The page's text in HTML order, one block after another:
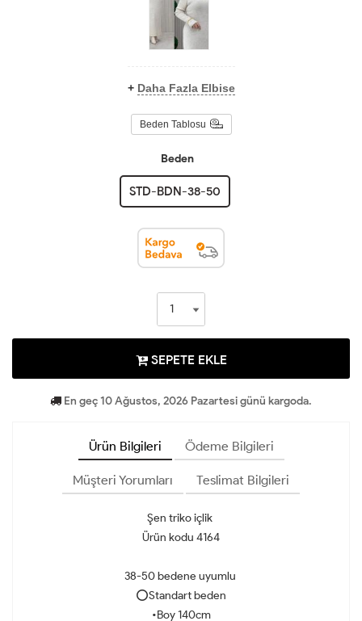
+ Daha Fazla Elbise
Beden Tablosu
Beden
STD-BDN-38-50
SEPETE EKLE
En geç 10 Ağustos, 2026 Pazartesi günü kargoda.
Ürün Bilgileri Ödeme Bilgileri
Müşteri Yorumları Teslimat Bilgileri
Şen triko içlik
Ürün kodu 4164
38-50 bedene uyumlu
⭕Standart beden
•Boy 140cm